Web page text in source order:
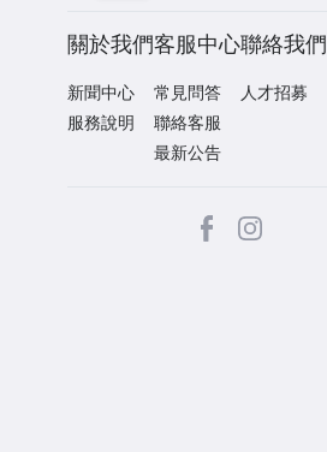
關於我們
新聞中心
服務說明
客服中心
常見問答
聯絡客服
最新公告
聯絡我們
人才招募
facebook